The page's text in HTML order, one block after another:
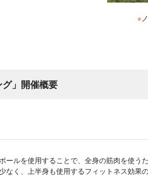
※
グ」開催概要
ールを使用することで、全身の筋肉を使う
なく、上半身も使用するフィットネス効果